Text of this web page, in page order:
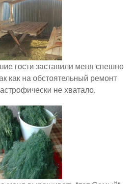
гости заставили меня спешно
как на обстоятельный ремонт
не хватало.